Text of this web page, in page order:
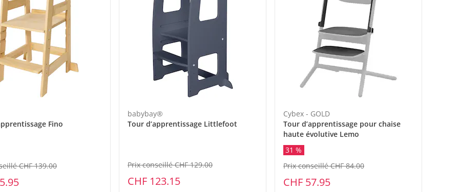
Fino
CHF 139.00
babybay®
Tour d’apprentissage Littlefoot
CHF 123.15
Prix conseillé CHF 129.00
Cybex - GOLD
Tour d’apprentissage pour chaise
haute évolutive Lemo
31 %
CHF 57.95
Prix conseillé CHF 84.00